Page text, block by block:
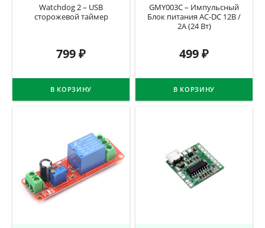
Watchdog 2 – USB
сторожевой таймер
799₽
В КОРЗИНУ
GMY003C – Импульсный
Блок питания AC-DC 12В /
2А (24 Вт)
499₽
В КОРЗИНУ